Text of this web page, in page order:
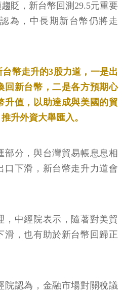
貶，新台幣回測29.5元重要
為，中長期新台幣仍將走
幣走升的3股力道，一是出
回新台幣，二是各方預期心
升值，以助達成與美國的貿
升外資大舉匯入。
部分，與台灣貿易帳息息相
口下滑，新台幣走升力道會
，中經院表示，隨著對美貿
滑，也有助於新台幣回歸正
院認為，金融市場對關稅議